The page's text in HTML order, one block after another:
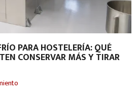
PARA HOSTELERÍA: QUÉ
CONSERVAR MÁS Y TIRAR